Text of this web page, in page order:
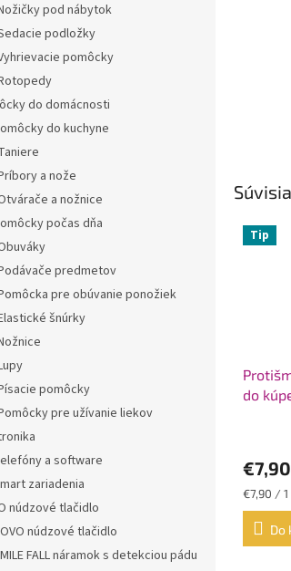
pod nábytok
podložky
pomôcky
do domácnosti
do kuchyne
a nože
a nožnice
počas dňa
predmetov
pre obúvanie ponožiek
šnúrky
pomôcky
pre užívanie liekov
a software
zariadenia
núdzové tlačidlo
núdzové tlačidlo
FALL náramok s detekciou pádu
Tip
do
produktu
je
5,0
€7,90
cena:
€7,90 / 1
Do